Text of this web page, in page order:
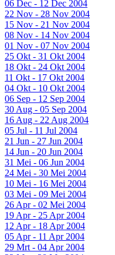
06 Dec - 12 Dec 2004
22 Nov - 28 Nov 2004
15 Nov - 21 Nov 2004
08 Nov - 14 Nov 2004
01 Nov - 07 Nov 2004
25 Okt - 31 Okt 2004
18 Okt - 24 Okt 2004
11 Okt - 17 Okt 2004
04 Okt - 10 Okt 2004
06 Sep - 12 Sep 2004
30 Aug - 05 Sep 2004
16 Aug - 22 Aug 2004
05 Jul - 11 Jul 2004
21 Jun - 27 Jun 2004
14 Jun - 20 Jun 2004
31 Mei - 06 Jun 2004
24 Mei - 30 Mei 2004
10 Mei - 16 Mei 2004
03 Mei - 09 Mei 2004
26 Apr - 02 Mei 2004
19 Apr - 25 Apr 2004
12 Apr - 18 Apr 2004
05 Apr - 11 Apr 2004
29 Mrt - 04 Apr 2004